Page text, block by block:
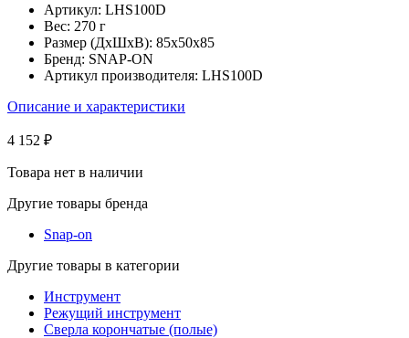
Артикул: LHS100D
Вес: 270 г
Размер (ДхШхВ): 85x50x85
Бренд: SNAP-ON
Артикул производителя: LHS100D
Описание и характеристики
4 152 ₽
Товара нет в наличии
Другие товары бренда
Snap-on
Другие товары в категории
Инструмент
Режущий инструмент
Сверла корончатые (полые)